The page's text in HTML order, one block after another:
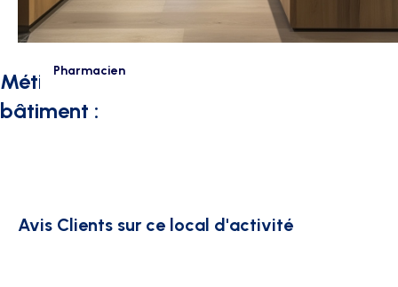
Métiers intéressés par ce type de
bâtiment :
Pharmacien
Avis Clients sur ce local d'activité